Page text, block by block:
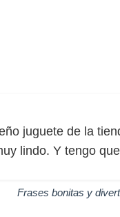
juguete de la
lindo. Y tengo
Frases bonitas y